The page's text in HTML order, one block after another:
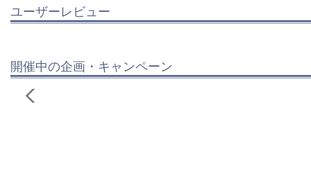
ユーザーレビュー
開催中の企画・キャンペーン